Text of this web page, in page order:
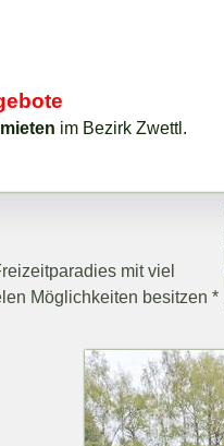
im Bezirk Zwettl.
mit viel
Möglichkeiten besitzen *